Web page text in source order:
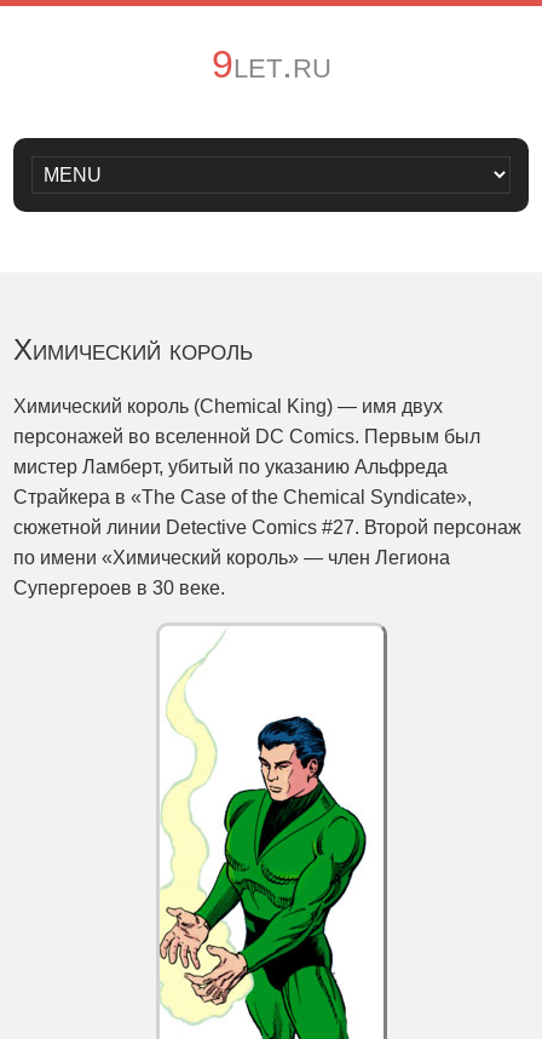
9let.ru
Химический король
Химический король (Chemical King) — имя двух
персонажей во вселенной DC Comics. Первым был
мистер Ламберт, убитый по указанию Альфреда
Страйкера в «The Case of the Chemical Syndicate»,
сюжетной линии Detective Comics #27. Второй персонаж
по имени «Химический король» — член Легиона
Супергероев в 30 веке.